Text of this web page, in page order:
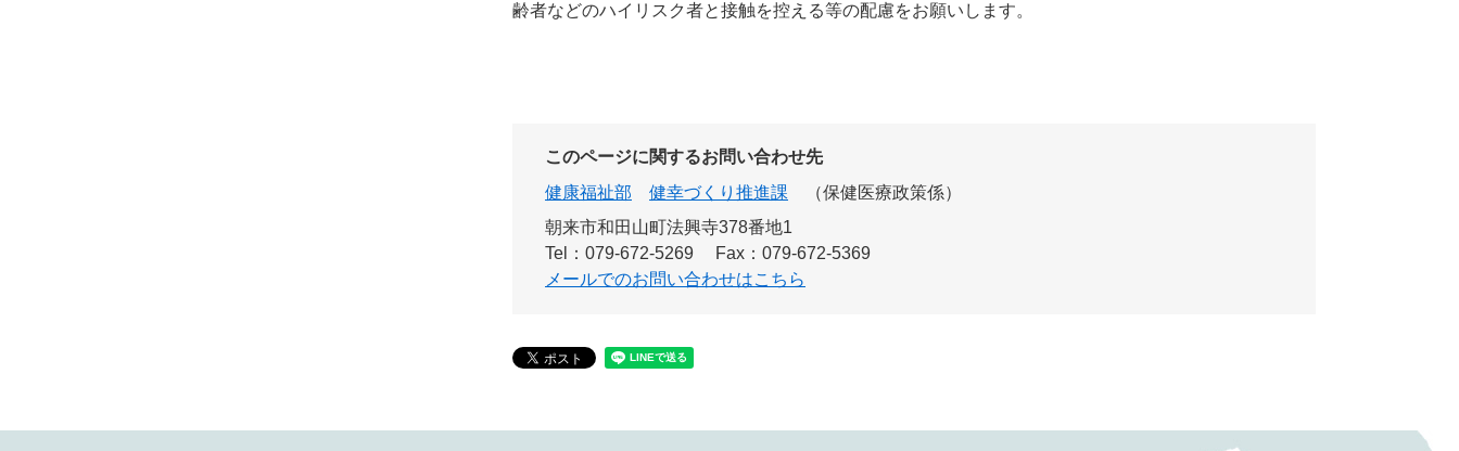
齢者などのハイリスク者と接触を控える等の配慮をお願いします。
このページに関するお問い合わせ先
健康福祉部
健幸づくり推進課
保健医療政策係
朝来市和田山町法興寺378番地1
Tel：079-672-5269
Fax：079-672-5369
メールでのお問い合わせはこちら